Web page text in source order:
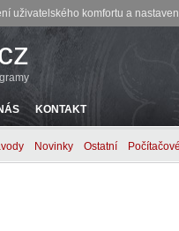
uživatelského komfortu a
KONTAKT
Novinky Ostatní